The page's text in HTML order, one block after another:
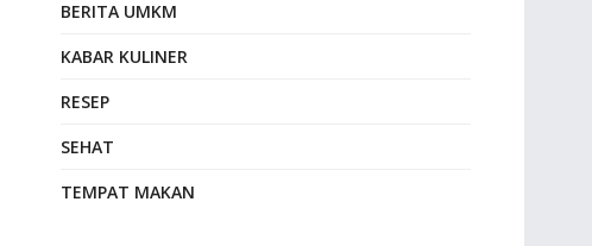
BERITA UMKM
KABAR KULINER
RESEP
SEHAT
TEMPAT MAKAN